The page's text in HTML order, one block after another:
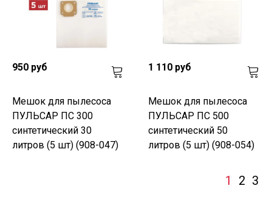
950 руб
Мешок для пылесоса
ПУЛЬСАР ПС 300
синтетический 30
литров (5 шт) (908-047)
1 110 руб
Мешок для пылесоса
ПУЛЬСАР ПС 500
синтетический 50
литров (5 шт) (908-054)
1 2 3